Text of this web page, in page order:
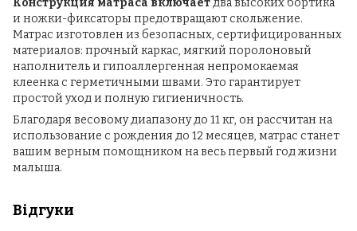
и ножки-фиксаторы предотвращают скольжение.
Матрас изготовлен из безопасных, сертифицированных
материалов: прочный каркас, мягкий поролоновый
наполнитель и гипоаллергенная непромокаемая
клеенка с герметичными швами. Это гарантирует
простой уход и полную гигиеничность.
Благодаря весовому диапазону до 11 кг, он рассчитан на
использование с рождения до 12 месяцев, матрас станет
вашим верным помощником на весь первый год жизни
малыша.
Відгуки